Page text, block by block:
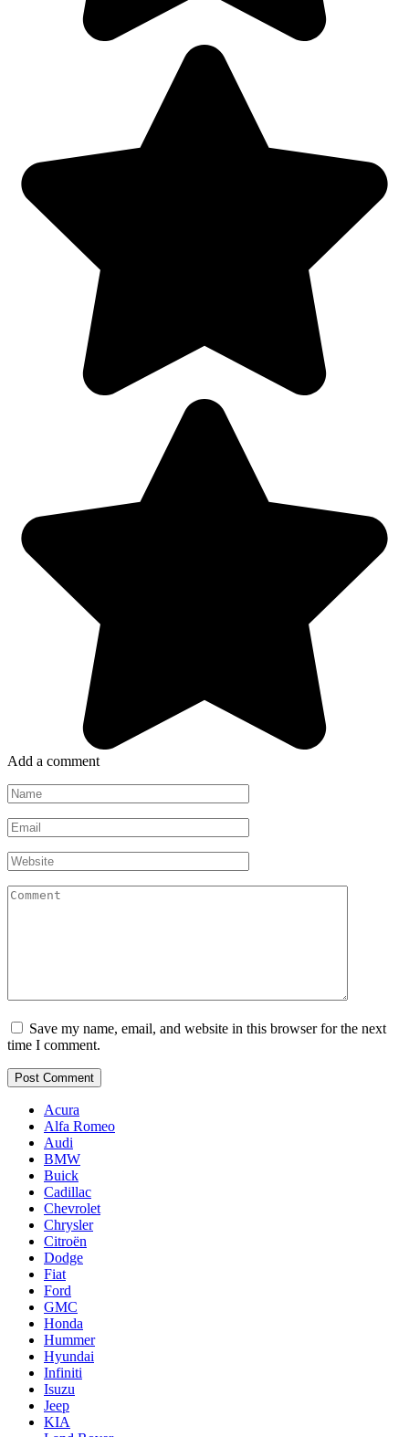
Add a comment
Name
*
Email
*
Website
Comment
Save my name, email, and website in this browser for the next
time I comment.
Acura
Alfa Romeo
Audi
BMW
Buick
Cadillac
Chevrolet
Chrysler
Citroën
Dodge
Fiat
Ford
GMC
Honda
Hummer
Hyundai
Infiniti
Isuzu
Jeep
KIA